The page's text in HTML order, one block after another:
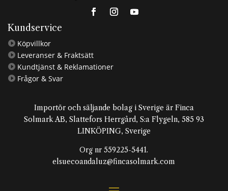
Kundservice
 Köpvillkor
 Leveranser & Fraktsätt
 Kundtjänst & Reklamationer
 Frågor & Svar
Importör och säljande bolag i Sverige är Finca
Solmark AB, Slattefors Herrgård, S:a Flygeln, 585 93
LINKÖPING, Sverige
Org nr 559225-5441.
elsuecoandaluz@fincasolmark.com